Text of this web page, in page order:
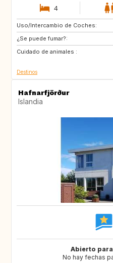
4
Uso/Intercambio de Coches:
¿Se puede fumar?:
Cuidado de animales :
IT
Destinos
Hafnarfjörður
Islandia
Abierto
No hay fechas